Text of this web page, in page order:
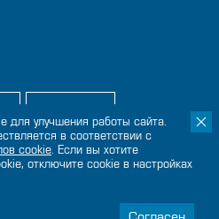
Политика конфиденциальности
улучшения работы сайта.
в соответствии с
сookie. Если вы хотите
отключите cookie в настройках